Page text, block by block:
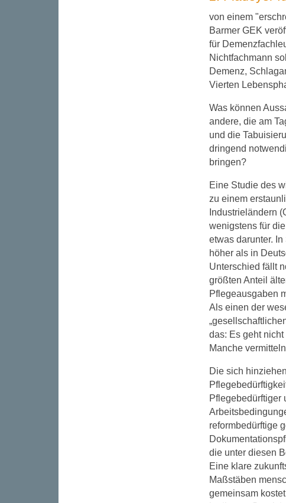
von einem
Barmer GEK
für
Nichtfachmann
Demenz,
Vierten
Was können
andere, die am
und die
dringend
bringen?
Eine Studie des
zu einem
Industrieländern
wenigstens für
etwas darunter.
höher als in
Unterschied fällt
größten Anteil
Pflegeausgaben
Als einen der
das: Es geht
Manche
Die sich
Pflegebedürftiger
reformbedürftige
die unter diesen
Eine klare
Maßstäben
gemeinsam